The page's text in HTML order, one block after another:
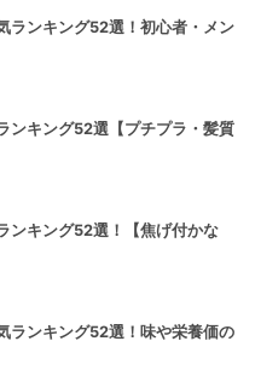
ランキング52選！初心者・メン
ンキング52選【プチプラ・髪質
ンキング52選！【焦げ付かな
ランキング52選！味や栄養価の